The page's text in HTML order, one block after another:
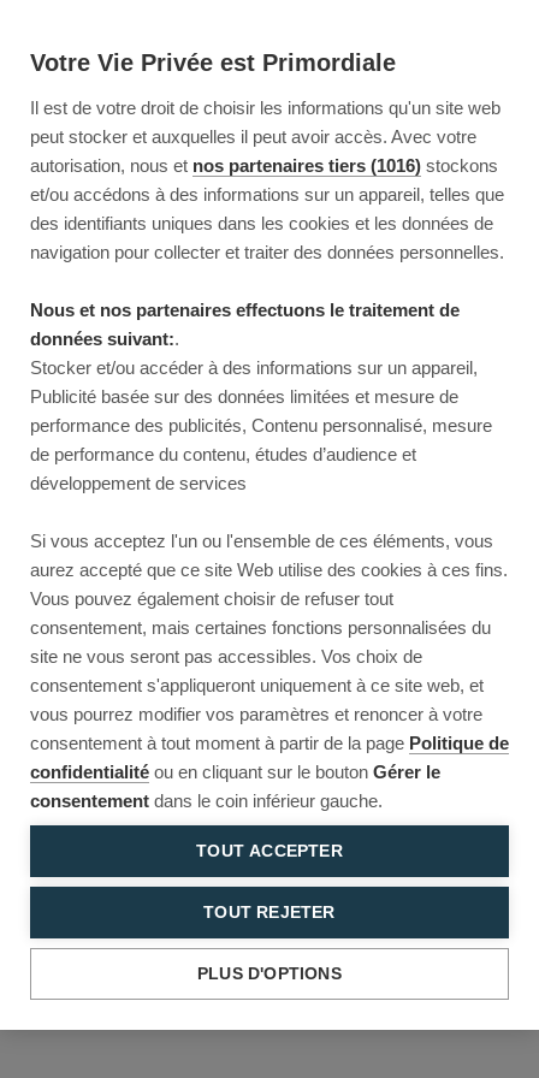
Votre Vie Privée est Primordiale
Il est de votre droit de choisir les informations qu'un site web
peut stocker et auxquelles il peut avoir accès. Avec votre
autorisation, nous et nos partenaires tiers (1016) stockons
et/ou accédons à des informations sur un appareil, telles que
des identifiants uniques dans les cookies et les données de
navigation pour collecter et traiter des données personnelles.
Nous et nos partenaires effectuons le traitement de
données suivant:.
Stocker et/ou accéder à des informations sur un appareil,
Publicité basée sur des données limitées et mesure de
performance des publicités, Contenu personnalisé, mesure
de performance du contenu, études d’audience et
développement de services
Si vous acceptez l'un ou l'ensemble de ces éléments, vous
aurez accepté que ce site Web utilise des cookies à ces fins.
Vous pouvez également choisir de refuser tout
consentement, mais certaines fonctions personnalisées du
site ne vous seront pas accessibles. Vos choix de
consentement s'appliqueront uniquement à ce site web, et
vous pourrez modifier vos paramètres et renoncer à votre
consentement à tout moment à partir de la page Politique de
confidentialité ou en cliquant sur le bouton Gérer le
consentement dans le coin inférieur gauche.
TOUT ACCEPTER
TOUT REJETER
PLUS D'OPTIONS
Reload to try again, or go back.
Reload Back